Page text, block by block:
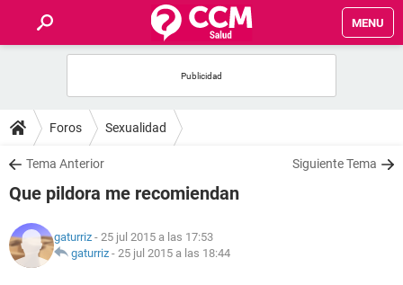
MENU
FOROS
SALUD
FAMILIA
NUTRICIÓN
Foros Sexualidad
Tema Anterior Siguiente Tema
Que pildora me recomiendan
gaturriz - 25 jul 2015 a las 17:53
gaturriz - 25 jul 2015 a las 18:44